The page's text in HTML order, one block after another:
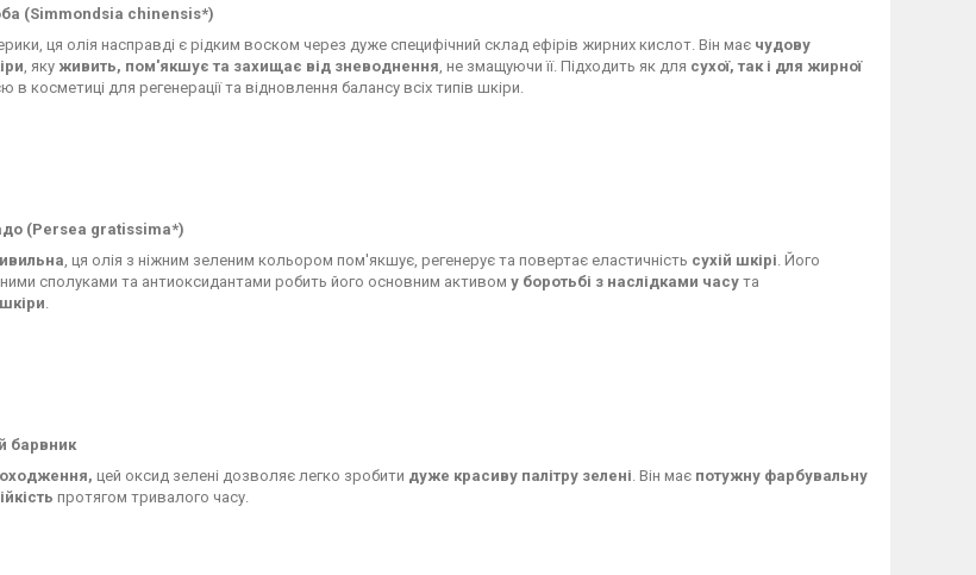
(Simmondsia chinensis*)
ця олія насправді є рідким воском через дуже специфічний склад ефірів жирних кислот. Він має чудову
, яку живить, пом'якшує та захищає від зневоднення, не змащуючи її. Підходить як для сухої, так і для жирної
в косметиці для регенерації та відновлення балансу всіх типів шкіри.
(Persea gratissima*)
, ця олія з ніжним зеленим кольором пом'якшує, регенерує та повертає еластичність сухій шкірі. Його
сполуками та антиоксидантами робить його основним активом у боротьбі з наслідками часу та
.
барвник
цей оксид зелені дозволяє легко зробити дуже красиву палітру зелені. Він має потужну фарбувальну
протягом тривалого часу.